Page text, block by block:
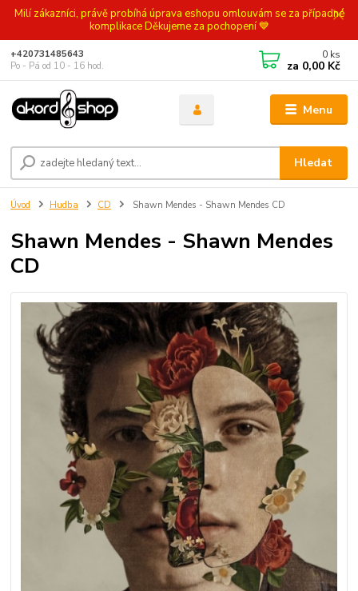
Milí zákazníci, právě probíhá úprava eshopu omlouvám se za případné
komplikace Děkujeme za pochopení 💙
Menu
Hledat
+420731485643
Po - Pá od 10 - 16 hod.
0 ks
za 0,00 Kč
Úvod Hudba CD Shawn Mendes - Shawn Mendes CD
Shawn Mendes - Shawn Mendes
CD